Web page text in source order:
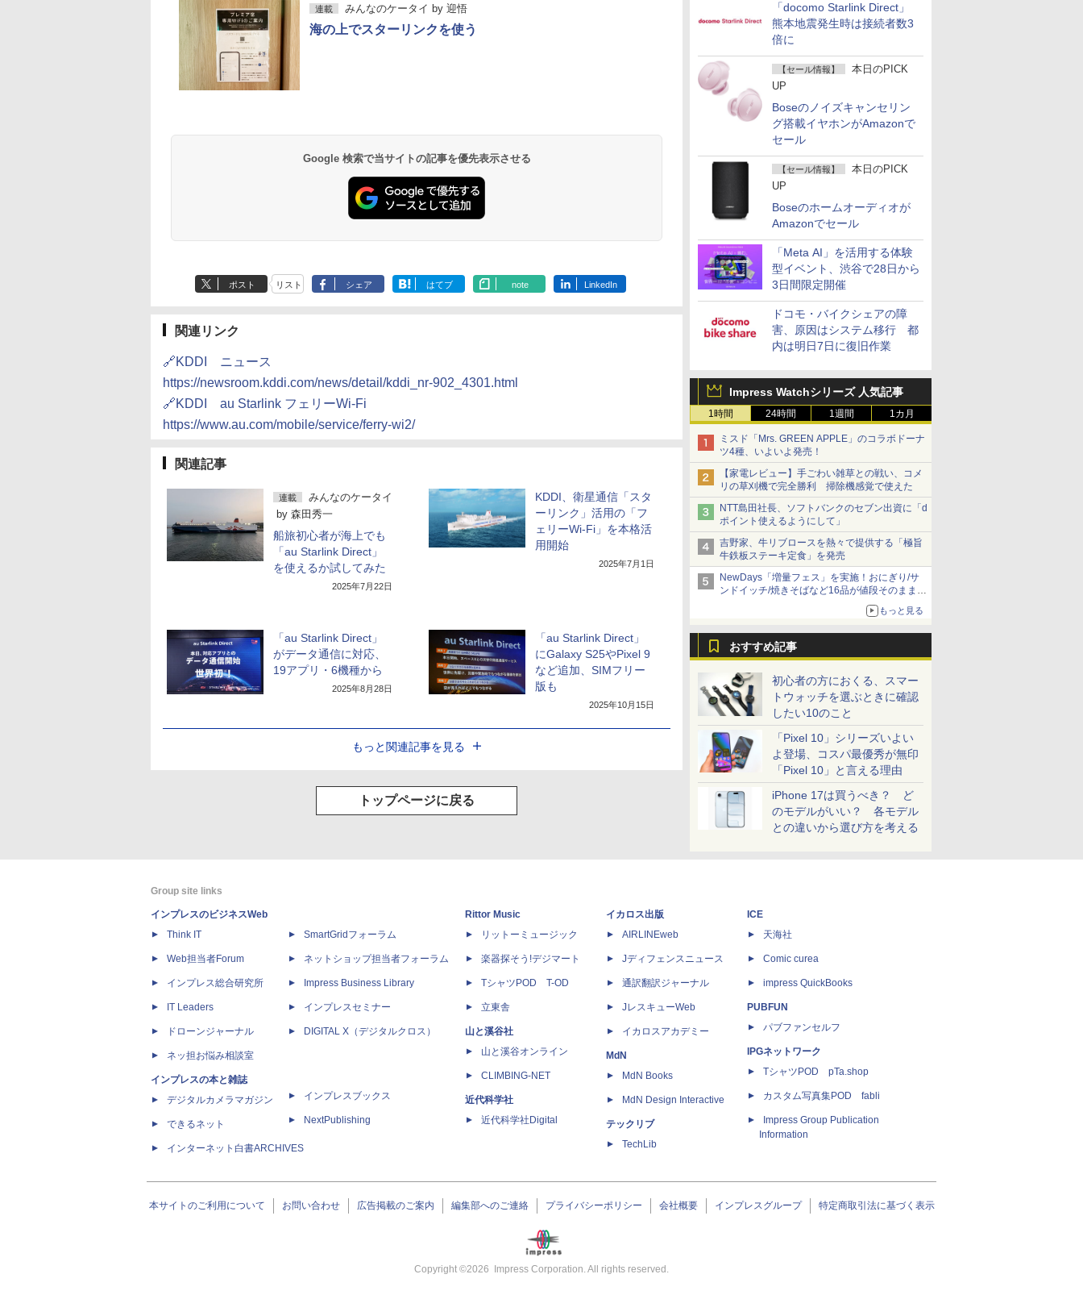
「docomo Starlink Direct」
熊本地震発生時は接続者数3
倍に
【セール情報】
本日のPICK
UP
Boseのノイズキャンセリン
グ搭載イヤホンがAmazonで
セール
【セール情報】
本日のPICK
UP
Boseのホームオーディオが
Amazonでセール
「Meta AI」を活用する体験
型イベント、渋谷で28日から
3日間限定開催
ドコモ・バイクシェアの障
害、原因はシステム移行 都
内は明日7日に復旧作業
Impress Watchシリーズ 人気記事
1時間 24時間 1週間 1カ月
ミスド「Mrs. GREEN APPLE」のコラボドーナ
ツ4種、いよいよ発売！
【家電レビュー】手ごわい雑草との戦い、コメ
リの草刈機で完全勝利 掃除機感覚で使えた
NTT島田社長、ソフトバンクのセブン出資に「d
ポイント使えるようにして」
吉野家、牛リブロースを熱々で提供する「極旨
牛鉄板ステーキ定食」を発売
NewDays「増量フェス」を実施！おにぎり/サ
ンドイッチ/焼きそばなど16品が値段そのままで
もっと見る
おすすめ記事
初心者の方におくる、スマー
トウォッチを選ぶときに確認
したい10のこと
「Pixel 10」シリーズいよい
よ登場、コスパ最優秀が無印
「Pixel 10」と言える理由
iPhone 17は買うべき？ ど
のモデルがいい？ 各モデル
との違いから選び方を考える
連載 みんなのケータイ by 迎悟
海の上でスターリンクを使う
Google 検索で当サイトの記事を優先表示させる
ポスト リスト シェア はてブ note LinkedIn
関連リンク
🔗KDDI ニュース
https://newsroom.kddi.com/news/detail/kddi_nr-902_4301.html
🔗KDDI au Starlink フェリーWi-Fi
https://www.au.com/mobile/service/ferry-wi2/
関連記事
連載
みんなのケータイ
by 森田秀一
船旅初心者が海上でも
「au Starlink Direct」
を使えるか試してみた
2025年7月22日
KDDI、衛星通信「スタ
ーリンク」活用の「フ
ェリーWi-Fi」を本格活
用開始
2025年7月1日
「au Starlink Direct」
がデータ通信に対応、
19アプリ・6機種から
2025年8月28日
「au Starlink Direct」
にGalaxy S25やPixel 9
など追加、SIMフリー
版も
2025年10月15日
もっと関連記事を見る
トップページに戻る
Group site links
インプレスのビジネスWeb
Think IT
Web担当者Forum
インプレス総合研究所
IT Leaders
ドローンジャーナル
ネッ担お悩み相談室
インプレスの本と雑誌
デジタルカメラマガジン
できるネット
インターネット白書ARCHIVES
SmartGridフォーラム
ネットショップ担当者フォーラム
Impress Business Library
インプレスセミナー
DIGITAL X（デジタルクロス）
インプレスブックス
NextPublishing
Rittor Music
リットーミュージック
楽器探そう!デジマート
TシャツPOD T-OD
立東舎
山と溪谷社
山と溪谷オンライン
CLIMBING-NET
近代科学社
近代科学社Digital
イカロス出版
AIRLINEweb
Jディフェンスニュース
通訳翻訳ジャーナル
JレスキューWeb
イカロスアカデミー
MdN
MdN Books
MdN Design Interactive
テックリブ
TechLib
ICE
天海社
Comic curea
impress QuickBooks
PUBFUN
パブファンセルフ
IPGネットワーク
TシャツPOD pTa.shop
カスタム写真集POD fabli
Impress Group Publication
Information
本サイトのご利用について お問い合わせ 広告掲載のご案内 編集部へのご連絡 プライバシーポリシー 会社概要 インプレスグループ 特定商取引法に基づく表示
Copyright ©2026 Impress Corporation. All rights reserved.